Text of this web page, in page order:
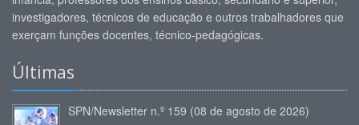
investigadores, técnicos de educação e outros trabalhadores que
exerçam funções docentes, técnico-pedagógicas.
Últimas
SPN/Newsletter n.º 159 (08 de agosto de 2026)